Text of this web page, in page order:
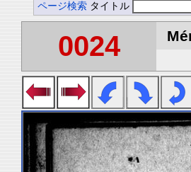
ページ検索 タイトル
0024